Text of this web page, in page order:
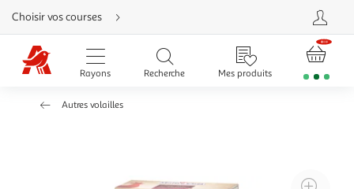
Aller
directement
au
contenu
Aller
directement
Aller
Choisir vos courses
Rayons Recherche Mes produits
Autres volailles